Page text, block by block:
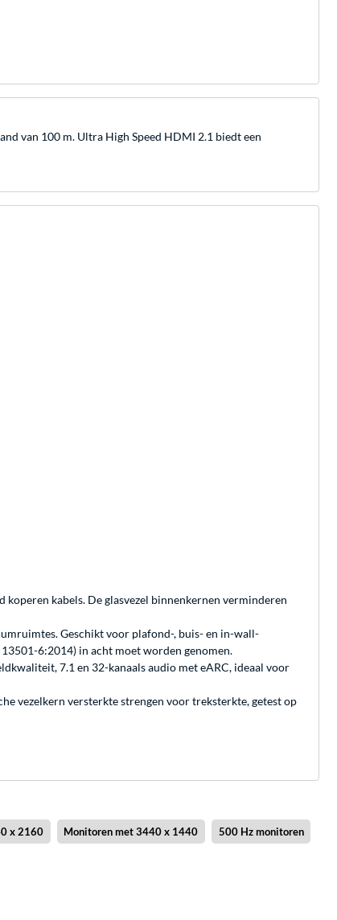
van 100 m. Ultra High Speed HDMI 2.1 biedt een
kabels. De glasvezel binnenkernen verminderen
Geschikt voor plafond-, buis- en in-wall-
6:2014) in acht moet worden genomen.
7.1 en 32-kanaals audio met eARC, ideaal voor
vezelkern versterkte strengen voor treksterkte, getest op
x 2160 Monitoren met 3440 x 1440 500 Hz monitoren